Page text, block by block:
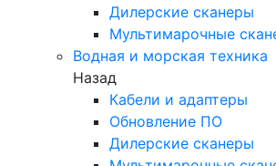
Дилерские сканеры
Мультимарочные
Водная и морская техника
Назад
Кабели и адаптеры
Обновление ПО
Дилерские сканеры